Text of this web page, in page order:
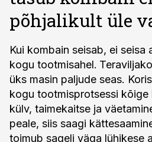
põhjalikult üle
Kui kombain seisab, ei seisa
kogu tootmisahel.
üks masin paljude seas.
kogu tootmisprotsessi kõige
külv, taimekaitse ja
peale, siis saagi
toimub sageli väga lühikese